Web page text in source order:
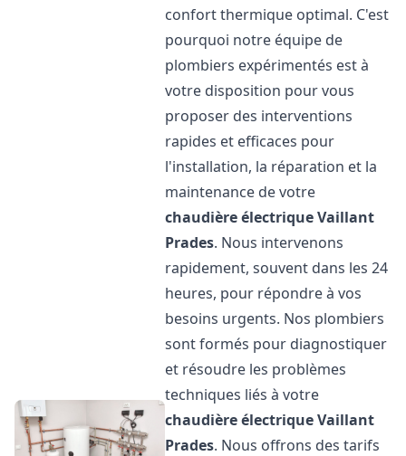
confort thermique optimal. C'est
pourquoi notre équipe de
plombiers expérimentés est à
votre disposition pour vous
proposer des interventions
rapides et efficaces pour
l'installation, la réparation et la
maintenance de votre
chaudière électrique Vaillant
Prades. Nous intervenons
rapidement, souvent dans les 24
heures, pour répondre à vos
besoins urgents. Nos plombiers
sont formés pour diagnostiquer
et résoudre les problèmes
techniques liés à votre
chaudière électrique Vaillant
Prades. Nous offrons des tarifs